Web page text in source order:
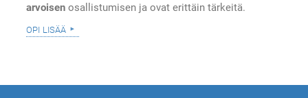
arvoisen osallistumisen ja ovat erittäin tärkeitä.
opi lisää